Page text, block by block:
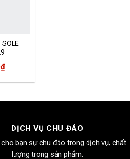
SOLE
₫Giá
là:
DỊCH VỤ CHU ĐÁO
cho bạn sự chu đáo trong dịch vụ, chất
lượng trong sản phẩm.